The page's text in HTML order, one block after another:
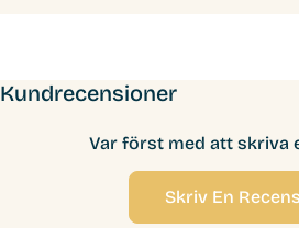
Kundrecensioner
Var först med att skriva
Skriv En